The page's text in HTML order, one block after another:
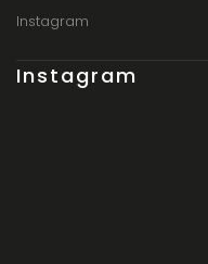
Instagram
Instagram